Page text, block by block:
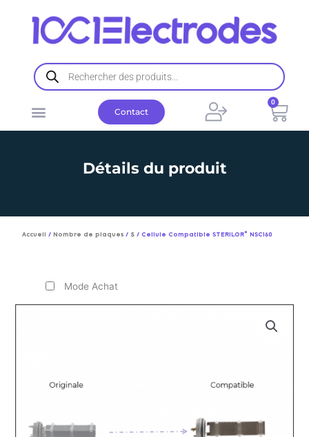
contenu
Recherche
de
produits
Contact
0
Détails du produit
Accueil / Nombre de plaques / 5 / Cellule Compatible STERILOR© NSC160
Mode Achat